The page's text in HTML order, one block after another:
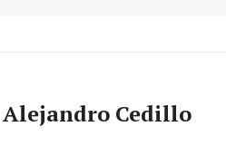
Alejandro Cedillo